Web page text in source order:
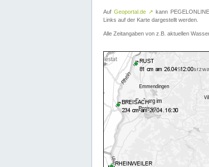
Auf Geoportal.de ↗ kann
Links auf der Karte dargestellt werden.
Alle Zeitangaben von z.B. aktuellen